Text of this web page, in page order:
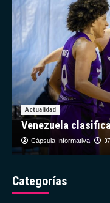
Actualidad
Venezuela
Cápsula Informativa
Categorías